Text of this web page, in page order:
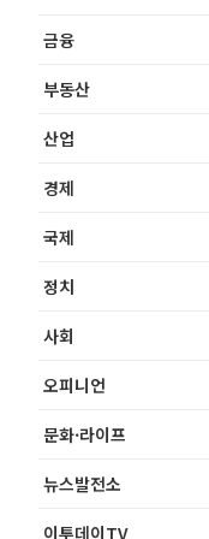
금융
부동산
산업
경제
국제
정치
사회
오피니언
문화·라이프
뉴스발전소
이투데이TV